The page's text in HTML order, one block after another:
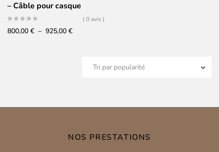
– Câble pour casque
ATMOSPHERE – 2,5m( 0 avis )
800,00 € – 925,00 €Plage
800,00 €
NOS PRESTATIONS